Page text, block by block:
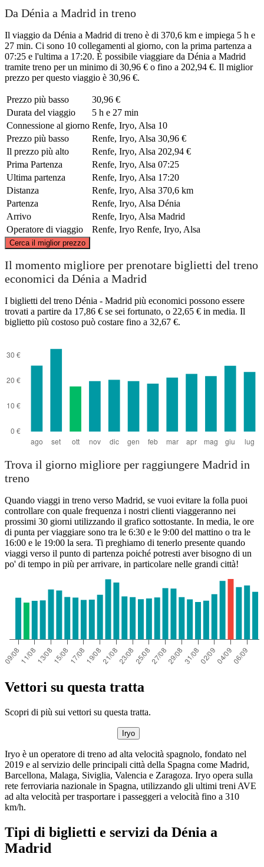
Da Dénia a Madrid in treno
Il viaggio da Dénia a Madrid di treno è di 370,6 km e impiega 5 h e
27 min. Ci sono 10 collegamenti al giorno, con la prima partenza a
07:25 e l'ultima a 17:20. È possibile viaggiare da Dénia a Madrid
tramite treno per un minimo di 30,96 € o fino a 202,94 €. Il miglior
prezzo per questo viaggio è 30,96 €.
Prezzo più basso
30,96 €
Durata del viaggio
5 h e 27 min
Connessione al giorno Renfe, Iryo, Alsa 10
Prezzo più basso
Renfe, Iryo, Alsa 30,96 €
Il prezzo più alto
Renfe, Iryo, Alsa 202,94 €
Prima Partenza
Renfe, Iryo, Alsa 07:25
Ultima partenza
Renfe, Iryo, Alsa 17:20
Distanza
Renfe, Iryo, Alsa 370,6 km
Partenza
Renfe, Iryo, Alsa Dénia
Arrivo
Renfe, Iryo, Alsa Madrid
Operatore di viaggio
Renfe, Iryo Renfe, Iryo, Alsa
Cerca il miglior prezzo
Madrid
©CARTO, ©OpenStreetMap
Il momento migliore per prenotare biglietti del treno
economici da Dénia a Madrid
I biglietti del treno Dénia - Madrid più economici possono essere
trovati a partire da 17,86 € se sei fortunato, o 22,65 € in media. Il
biglietto più costoso può costare fino a 32,67 €.
Trova il giorno migliore per raggiungere Madrid in
treno
Quando viaggi in treno verso Madrid, se vuoi evitare la folla puoi
controllare con quale frequenza i nostri clienti viaggeranno nei
prossimi 30 giorni utilizzando il grafico sottostante. In media, le ore
di punta per viaggiare sono tra le 6:30 e le 9:00 del mattino o tra le
16:00 e le 19:00 la sera. Ti preghiamo di tenerlo presente quando
viaggi verso il punto di partenza poiché potresti aver bisogno di un
po' di tempo in più per arrivare, in particolare nelle grandi città!
Vettori su questa tratta
Scopri di più sui vettori su questa tratta.
Iryo
Iryo è un operatore di treno ad alta velocità spagnolo, fondato nel
2019 e al servizio delle principali città della Spagna come Madrid,
Barcellona, ​​Malaga, Siviglia, Valencia e Zaragoza. Iryo opera sulla
rete ferroviaria nazionale in Spagna, utilizzando gli ultimi treni AVE
ad alta velocità per trasportare i passeggeri a velocità fino a 310
km/h.
Tipi di biglietti e servizi da Dénia a
Madrid